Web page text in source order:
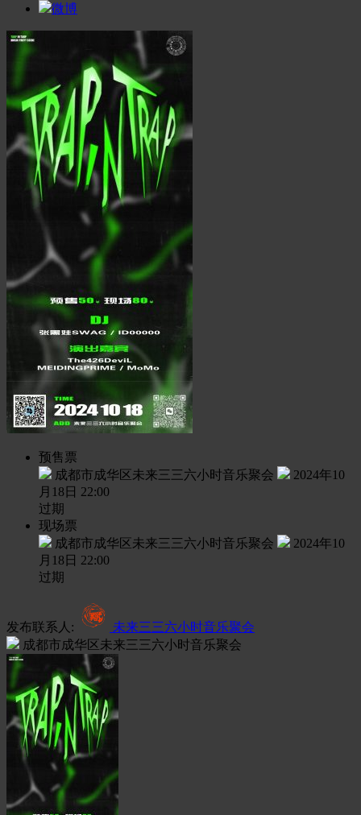
微博
预售票
成都市成华区未来三三六小时音乐聚会
2024年10
月18日 22:00
过期
现场票
成都市成华区未来三三六小时音乐聚会
2024年10
月18日 22:00
过期
发布联系人:
未来三三六小时音乐聚会
成都市成华区未来三三六小时音乐聚会